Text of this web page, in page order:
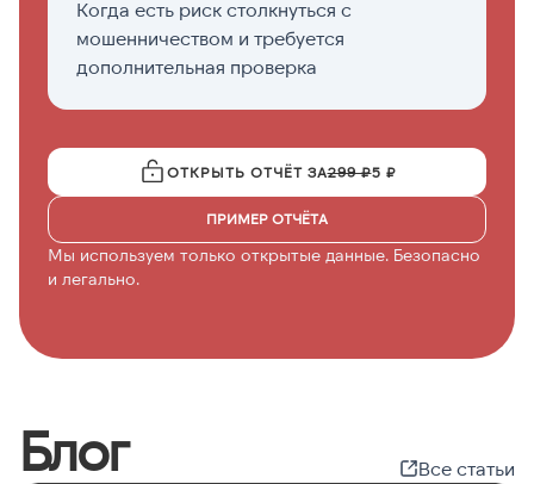
Когда есть риск столкнуться с
мошенничеством и требуется
дополнительная проверка
ОТКРЫТЬ ОТЧЁТ ЗА299 ₽5 ₽
ПРИМЕР ОТЧЁТА
Мы используем только открытые данные. Безопасно
и легально.
Блог Все статьи